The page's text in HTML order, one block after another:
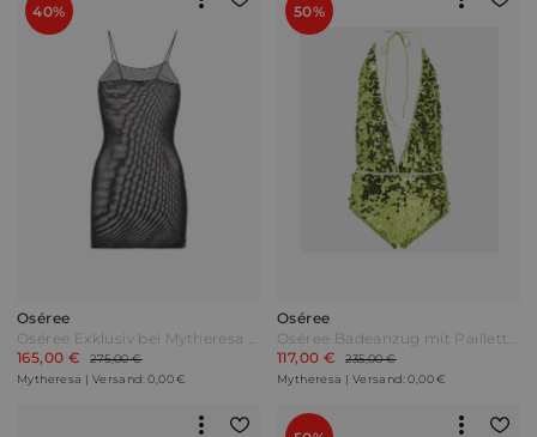
40%
Oséree
Oséree Exklusiv bei Mytheresa – Verziertes Slipdress Gem aus Mesh Schwarz
165,00 €
275,00 €
Mytheresa | Versand: 0,00 €
50%
Oséree
Oséree Badeanzug mit Pailletten Grün
117,00 €
235,00 €
Mytheresa | Versand: 0,00 €